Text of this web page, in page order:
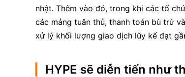
nhật. Thêm vào đó, trong khi các tổ
các mảng tuân thủ, thanh toán bù trừ
xử lý khối lượng giao dịch lũy kế đạt
HYPE sẽ diễn tiến như